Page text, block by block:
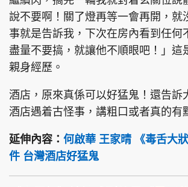
說不要啊！關了燈再等一會再開，就
事就是告訴我，下次在房內看到任何
盡量不要搞，就讓他不順眼吧！」這
親身經歷。
酒店，原來真係可以好猛鬼！還告訴
酒店遇着古怪事，講粗口或者真的有
延伸內容： 何啟華 王家晴 《毒舌大
件 台灣酒店好猛鬼